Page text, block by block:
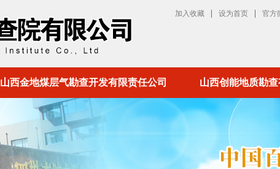
加入收藏 设为首页 官方
山西金地煤层气勘查开发有限责任公司 山西创能地质勘查